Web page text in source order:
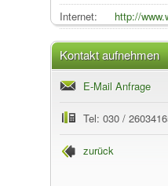
Internet:
http://
Kontakt aufnehmen
E-Mail Anfrage
Tel: 030 /
zurück